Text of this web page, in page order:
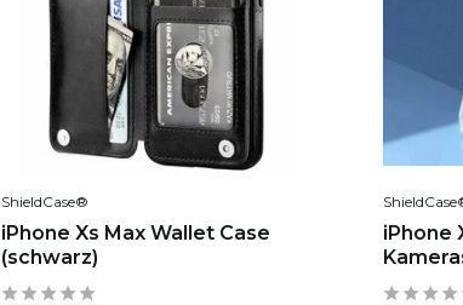
ShieldCase®
iPhone Xs Max Wallet Case
(schwarz)
iPhone